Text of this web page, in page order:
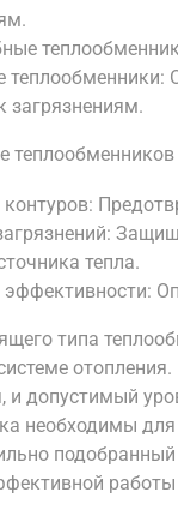
теплообменники:
загрязнениям.
контуров:
тепла.
типа
и допустимый
необходимы
подобранный
работы